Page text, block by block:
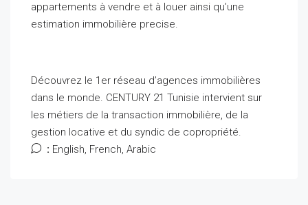
appartements à vendre et à louer ainsi qu’une
estimation immobilière precise.
Découvrez le 1er réseau d’agences immobilières
dans le monde. CENTURY 21 Tunisie intervient sur
les métiers de la transaction immobilière, de la
gestion locative et du syndic de copropriété.
: English, French, Arabic